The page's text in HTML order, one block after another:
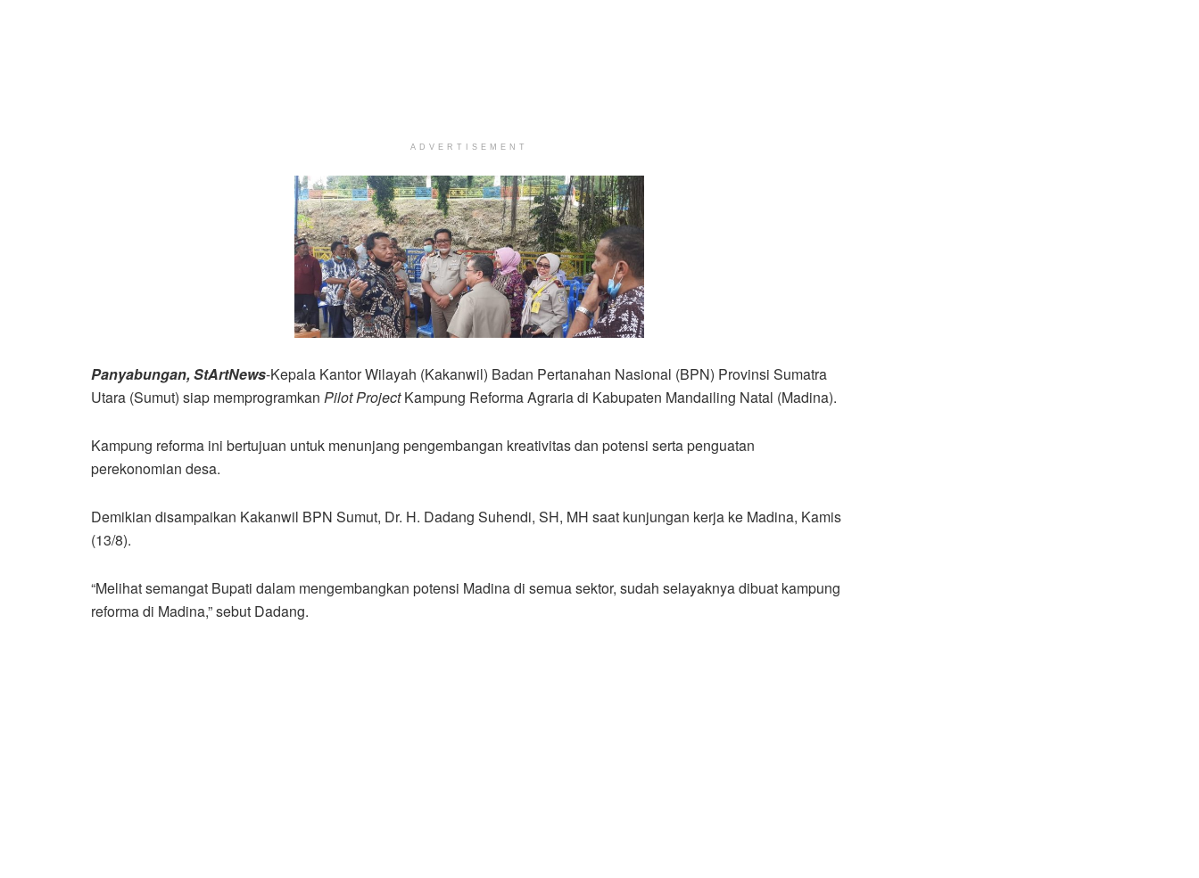
ADVERTISEMENT
Panyabungan, StArtNews-Kepala Kantor Wilayah (Kakanwil) Badan Pertanahan Nasional (BPN) Provinsi Sumatra
Utara (Sumut) siap memprogramkan Pilot ProjectKampung Reforma Agraria di Kabupaten Mandailing Natal (Madina).
Kampung reforma ini bertujuan untuk menunjang pengembangan kreativitas dan potensi serta penguatan
perekonomian desa.
Demikian disampaikan Kakanwil BPN Sumut, Dr. H. Dadang Suhendi, SH, MH saat kunjungan kerja ke Madina, Kamis
(13/8).
“Melihat semangat Bupati dalam mengembangkan potensi Madina di semua sektor, sudah selayaknya dibuat kampung
reforma di Madina,” sebut Dadang.